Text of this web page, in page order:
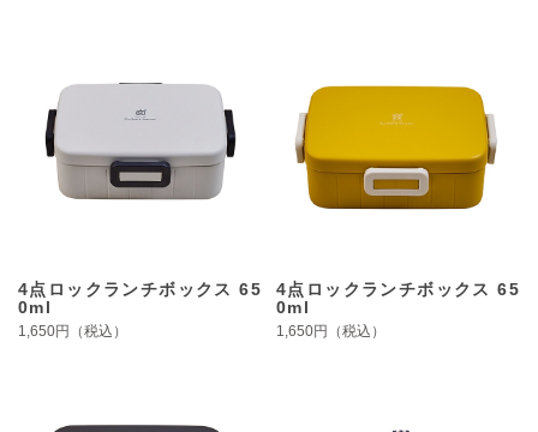
4点ロックランチボックス 65
0ml
1,650円（税込）
4点ロックランチボックス 65
0ml
1,650円（税込）